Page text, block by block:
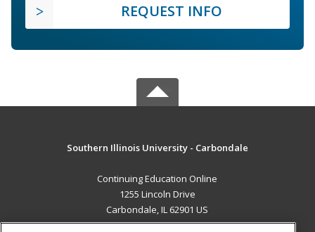
REQUEST INFO
Southern Illinois University - Carbondale
Continuing Education Online
1255 Lincoln Drive
Carbondale, IL 62901 US